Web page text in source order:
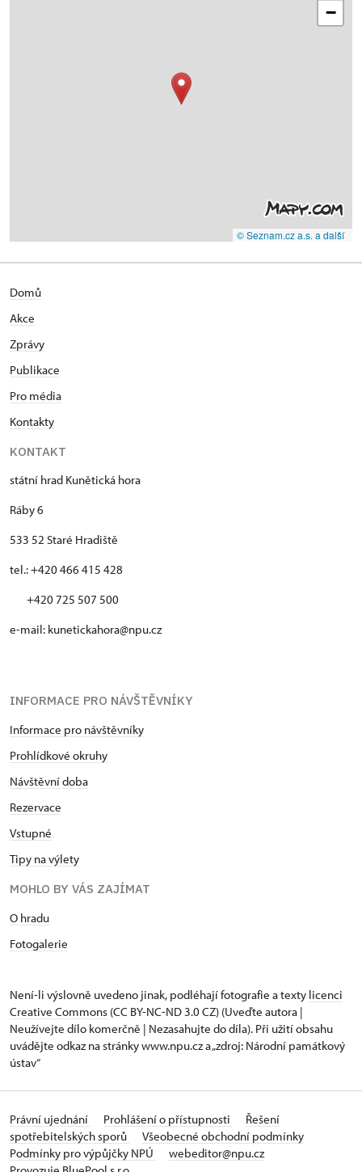
−
© Seznam.cz a.s. a další
Domů
Akce
Zprávy
Publikace
Pro média
Kontakty
KONTAKT
státní hrad Kunětická hora
Ráby 6
533 52 Staré Hradiště
tel.: +420 466 415 428
+420 725 507 500
e-mail: kunetickahora@npu.cz
INFORMACE PRO NÁVŠTĚVNÍKY
Informace pro návštěvníky
Prohlídkové okruhy
Návštěvní doba
Rezervace
Vstupné
Tipy na výlety
MOHLO BY VÁS ZAJÍMAT
O hradu
Fotogalerie
Není-li výslovně uvedeno jinak, podléhají fotografie a texty licenci
Creative Commons (CC BY-NC-ND 3.0 CZ) (Uveďte autora |
Neužívejte dílo komerčně | Nezasahujte do díla). Při užití obsahu
uvádějte odkaz na stránky www.npu.cz a „zdroj: Národní památkový
ústav“
Právní ujednání Prohlášení o přístupnosti
Řešení
spotřebitelských sporů
Všeobecné obchodní podmínky
Podmínky pro výpůjčky NPÚ
webeditor@npu.cz